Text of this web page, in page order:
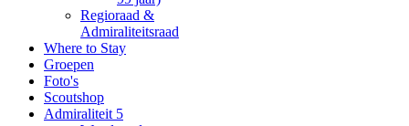
Regioraad &
Admiraliteitsraad
Where to Stay
Groepen
Foto's
Scoutshop
Admiraliteit 5